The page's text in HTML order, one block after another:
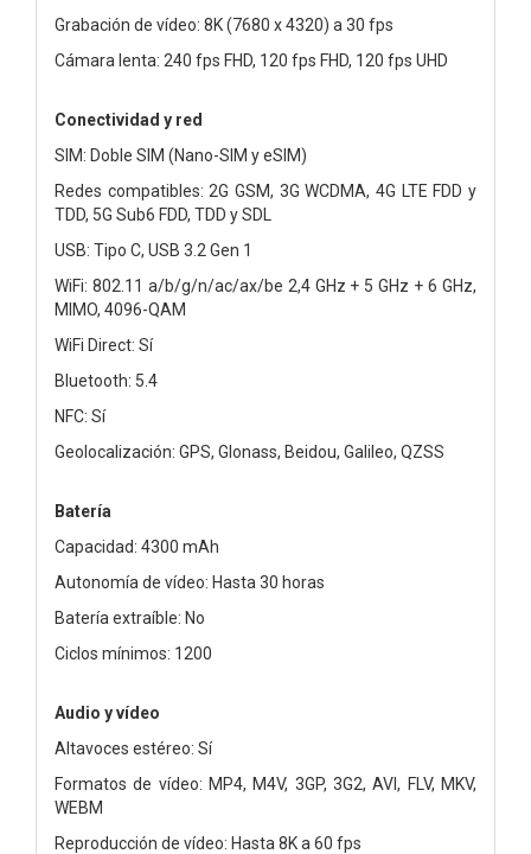
Grabación de vídeo: 8K (7680 x 4320) a 30 fps
Cámara lenta: 240 fps FHD, 120 fps FHD, 120 fps UHD
Conectividad y red
SIM: Doble SIM (Nano-SIM y eSIM)
Redes compatibles: 2G GSM, 3G WCDMA, 4G LTE FDD y
TDD, 5G Sub6 FDD, TDD y SDL
USB: Tipo C, USB 3.2 Gen 1
WiFi: 802.11 a/b/g/n/ac/ax/be 2,4 GHz + 5 GHz + 6 GHz,
MIMO, 4096-QAM
WiFi Direct: Sí
Bluetooth: 5.4
NFC: Sí
Geolocalización: GPS, Glonass, Beidou, Galileo, QZSS
Batería
Capacidad: 4300 mAh
Autonomía de vídeo: Hasta 30 horas
Batería extraíble: No
Ciclos mínimos: 1200
Audio y vídeo
Altavoces estéreo: Sí
Formatos de vídeo: MP4, M4V, 3GP, 3G2, AVI, FLV, MKV,
WEBM
Reproducción de vídeo: Hasta 8K a 60 fps